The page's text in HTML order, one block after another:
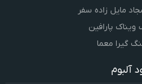
مایل زاده سفر
ویناک پارافین
گیرا معما
آلبوم